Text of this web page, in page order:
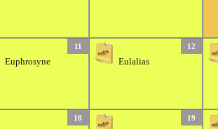
11
Euphrosyne
12
Eulalias
18 19